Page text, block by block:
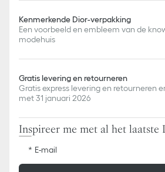
Kenmerkende Dior-verpakking
Een voorbeeld en embleem van de
modehuis
Gratis levering en retourneren
Gratis express levering en retourneren
met 31 januari 2026
Inspireer me met al het laatste
E-mail